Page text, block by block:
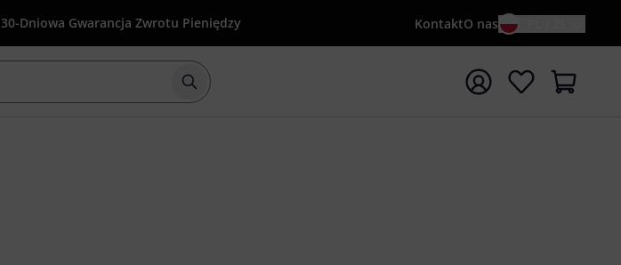
30-Dniowa Gwarancja Zwrotu Pieniędzy KontaktO nas
Rozpocznij wyszukiwanie od słowa kluczowego {searchTerm}